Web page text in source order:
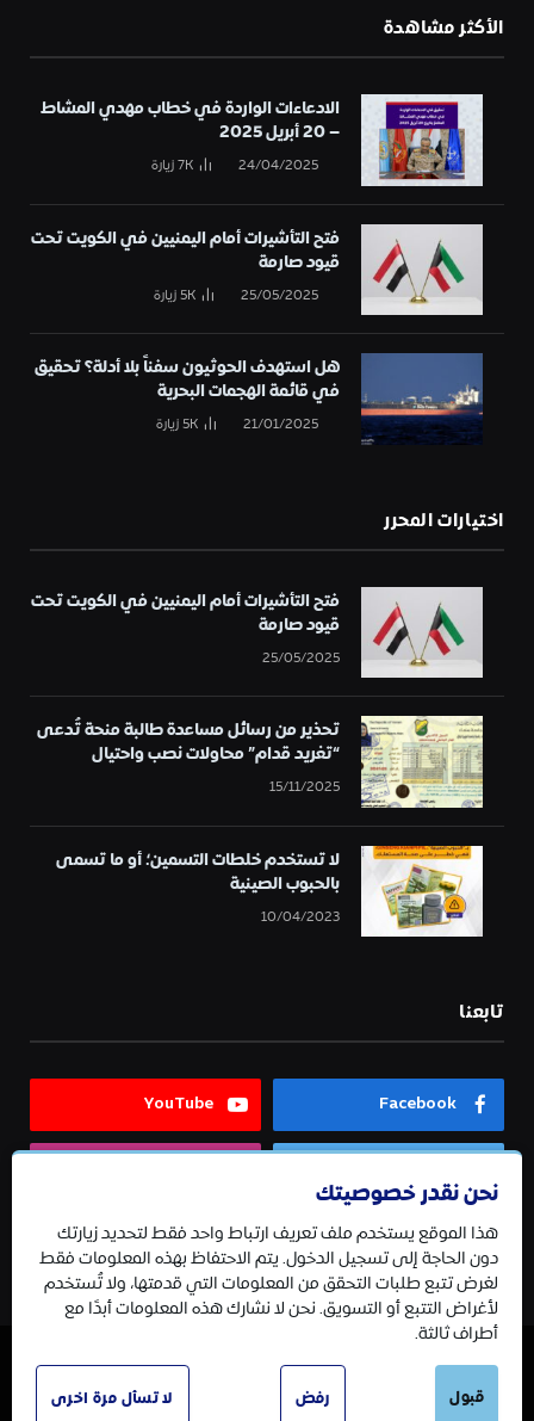
الأكثر مشاهدة
الادعاءات الواردة في خطاب مهدي المشاط
– 20 أبريل 2025
24/04/2025
7Kزيارة
فتح التأشيرات أمام اليمنيين في الكويت تحت
قيود صارمة
25/05/2025
5Kزيارة
هل استهدف الحوثيون سفناً بلا أدلة؟ تحقيق
في قائمة الهجمات البحرية
21/01/2025
5Kزيارة
اختيارات المحرر
فتح التأشيرات أمام اليمنيين في الكويت تحت
قيود صارمة
25/05/2025
تحذير من رسائل مساعدة طالبة منحة تُدعى
“تغريد قدام” محاولات نصب واحتيال
15/11/2025
لا تستخدم خلطات التسمين؛ أو ما تسمى
بالحبوب الصينية
10/04/2023
تابعنا
Facebook
YouTube
Telegram
نحن نقدر خصوصيتك
هذا الموقع يستخدم ملف تعريف ارتباط واحد فقط لتحديد زيارتك
دون الحاجة إلى تسجيل الدخول. يتم الاحتفاظ بهذه المعلومات فقط
لغرض تتبع طلبات التحقق من المعلومات التي قدمتها، ولا تُستخدم
لأغراض التتبع أو التسويق. نحن لا نشارك هذه المعلومات أبدًا مع
أطراف ثالثة.
قبول رفض لا تسأل مرة اخرى